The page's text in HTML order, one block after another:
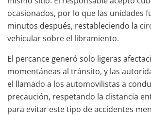
ocasionados, por lo que las unidades
minutos después, restableciendo la
vehicular sobre el libramiento.
El percance generó solo ligeras
momentáneas al tránsito, y las
el llamado a los automovilistas a
precaución, respetando la distancia
para evitar este tipo de accidentes